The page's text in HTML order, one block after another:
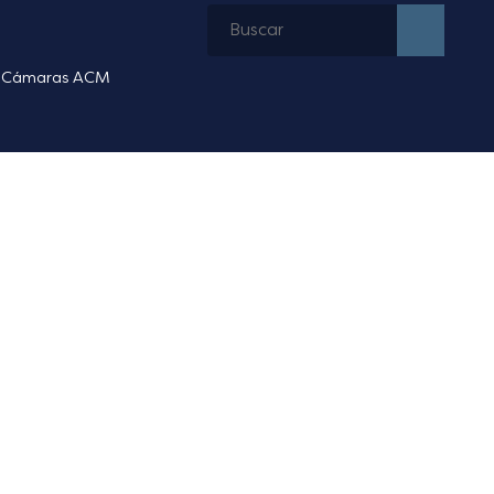
Cámaras ACM